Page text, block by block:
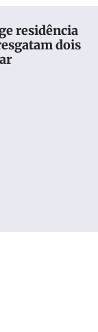
residência
dois